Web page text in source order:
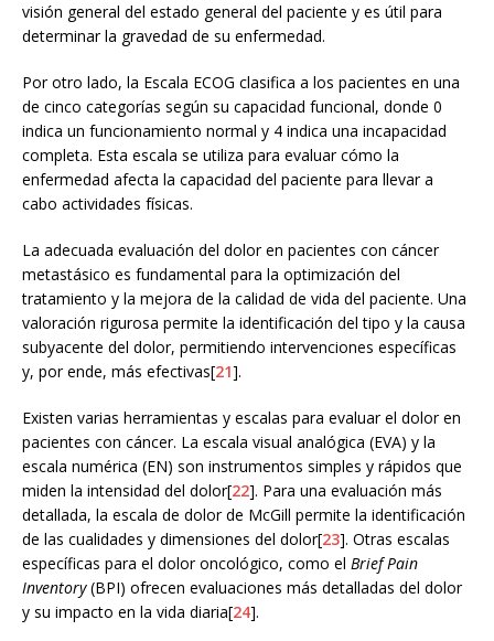
visión general del estado general del paciente y es útil para
determinar la gravedad de su enfermedad.
Por otro lado, la Escala ECOG clasifica a los pacientes en una
de cinco categorías según su capacidad funcional, donde 0
indica un funcionamiento normal y 4 indica una incapacidad
completa. Esta escala se utiliza para evaluar cómo la
enfermedad afecta la capacidad del paciente para llevar a
cabo actividades físicas.
La adecuada evaluación del dolor en pacientes con cáncer
metastásico es fundamental para la optimización del
tratamiento y la mejora de la calidad de vida del paciente. Una
valoración rigurosa permite la identificación del tipo y la causa
subyacente del dolor, permitiendo intervenciones específicas
y, por ende, más efectivas[21].
Existen varias herramientas y escalas para evaluar el dolor en
pacientes con cáncer. La escala visual analógica (EVA) y la
escala numérica (EN) son instrumentos simples y rápidos que
miden la intensidad del dolor[22]. Para una evaluación más
detallada, la escala de dolor de McGill permite la identificación
de las cualidades y dimensiones del dolor[23]. Otras escalas
específicas para el dolor oncológico, como el Brief Pain
Inventory(BPI) ofrecen evaluaciones más detalladas del dolor
y su impacto en la vida diaria[24].